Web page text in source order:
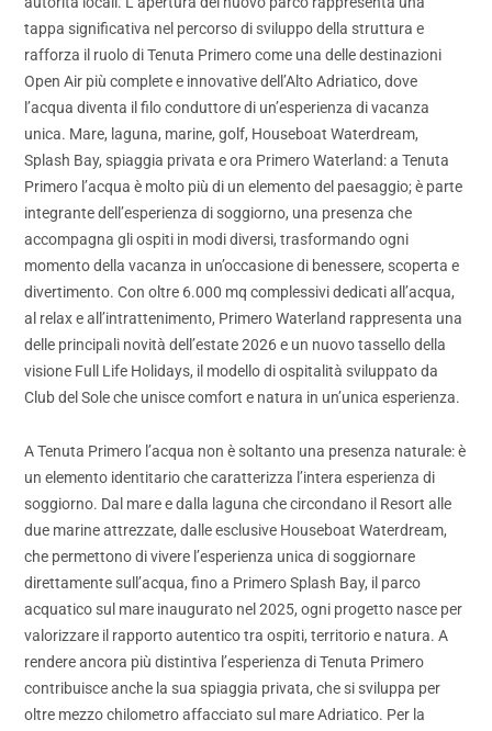
tappa significativa nel percorso di sviluppo della struttura e
rafforza il ruolo di Tenuta Primero come una delle destinazioni
Open Air più complete e innovative dell’Alto Adriatico, dove
l’acqua diventa il filo conduttore di un’esperienza di vacanza
unica. Mare, laguna, marine, golf, Houseboat Waterdream,
Splash Bay, spiaggia privata e ora Primero Waterland: a Tenuta
Primero l’acqua è molto più di un elemento del paesaggio; è parte
integrante dell’esperienza di soggiorno, una presenza che
accompagna gli ospiti in modi diversi, trasformando ogni
momento della vacanza in un’occasione di benessere, scoperta e
divertimento. Con oltre 6.000 mq complessivi dedicati all’acqua,
al relax e all’intrattenimento, Primero Waterland rappresenta una
delle principali novità dell’estate 2026 e un nuovo tassello della
visione Full Life Holidays, il modello di ospitalità sviluppato da
Club del Sole che unisce comfort e natura in un’unica esperienza.
A Tenuta Primero l’acqua non è soltanto una presenza naturale: è
un elemento identitario che caratterizza l’intera esperienza di
soggiorno. Dal mare e dalla laguna che circondano il Resort alle
due marine attrezzate, dalle esclusive Houseboat Waterdream,
che permettono di vivere l’esperienza unica di soggiornare
direttamente sull’acqua, fino a Primero Splash Bay, il parco
acquatico sul mare inaugurato nel 2025, ogni progetto nasce per
valorizzare il rapporto autentico tra ospiti, territorio e natura. A
rendere ancora più distintiva l’esperienza di Tenuta Primero
contribuisce anche la sua spiaggia privata, che si sviluppa per
oltre mezzo chilometro affacciato sul mare Adriatico. Per la